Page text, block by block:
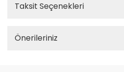
Taksit Seçenekleri
Önerileriniz